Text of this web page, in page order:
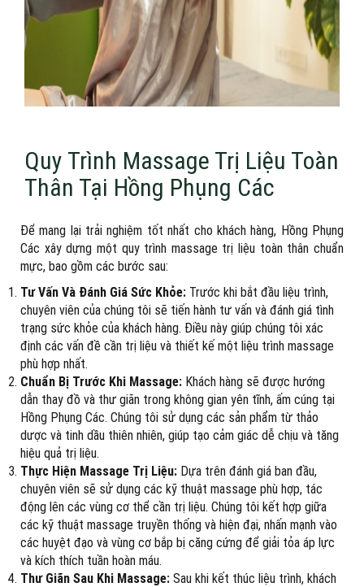
Quy Trình Massage Trị Liệu Toàn
Thân Tại Hồng Phụng Các
Để mang lại trải nghiệm tốt nhất cho khách hàng, Hồng Phụng
Các xây dựng một quy trình massage trị liệu toàn thân chuẩn
mực, bao gồm các bước sau:
Tư Vấn Và Đánh Giá Sức Khỏe: Trước khi bắt đầu liệu trình,
chuyên viên của chúng tôi sẽ tiến hành tư vấn và đánh giá tình
trạng sức khỏe của khách hàng. Điều này giúp chúng tôi xác
định các vấn đề cần trị liệu và thiết kế một liệu trình massage
phù hợp nhất.
Chuẩn Bị Trước Khi Massage: Khách hàng sẽ được hướng
dẫn thay đồ và thư giãn trong không gian yên tĩnh, ấm cúng tại
Hồng Phụng Các. Chúng tôi sử dụng các sản phẩm từ thảo
dược và tinh dầu thiên nhiên, giúp tạo cảm giác dễ chịu và tăng
hiệu quả trị liệu.
Thực Hiện Massage Trị Liệu: Dựa trên đánh giá ban đầu,
chuyên viên sẽ sử dụng các kỹ thuật massage phù hợp, tác
động lên các vùng cơ thể cần trị liệu. Chúng tôi kết hợp giữa
các kỹ thuật massage truyền thống và hiện đại, nhấn mạnh vào
các huyệt đạo và vùng cơ bắp bị căng cứng để giải tỏa áp lực
và kích thích tuần hoàn máu.
Thư Giãn Sau Khi Massage: Sau khi kết thúc liệu trình, khách